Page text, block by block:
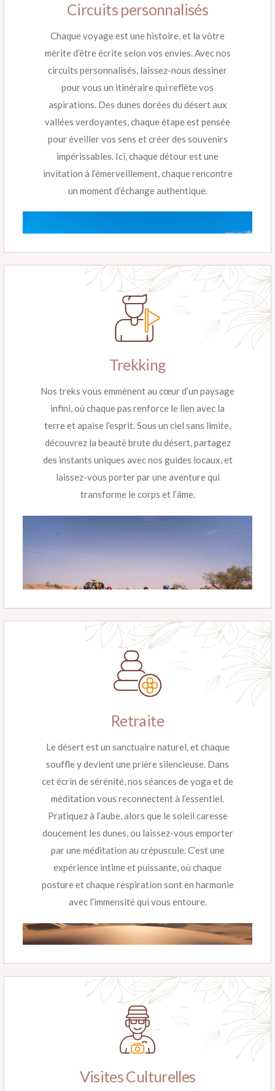
Circuits personnalisés
Chaque voyage est une histoire, et la vôtre
mérite d’être écrite selon vos envies. Avec nos
circuits personnalisés, laissez-nous dessiner
pour vous un itinéraire qui reflète vos
aspirations. Des dunes dorées du désert aux
vallées verdoyantes, chaque étape est pensée
pour éveiller vos sens et créer des souvenirs
impérissables. Ici, chaque détour est une
invitation à l’émerveillement, chaque rencontre
un moment d’échange authentique.
Trekking
Nos treks vous emmènent au cœur d’un paysage
infini, où chaque pas renforce le lien avec la
terre et apaise l’esprit. Sous un ciel sans limite,
découvrez la beauté brute du désert, partagez
des instants uniques avec nos guides locaux, et
laissez-vous porter par une aventure qui
transforme le corps et l’âme.
Retraite
Le désert est un sanctuaire naturel, et chaque
souffle y devient une prière silencieuse. Dans
cet écrin de sérénité, nos séances de yoga et de
méditation vous reconnectent à l’essentiel.
Pratiquez à l’aube, alors que le soleil caresse
doucement les dunes, ou laissez-vous emporter
par une méditation au crépuscule. C’est une
expérience intime et puissante, où chaque
posture et chaque respiration sont en harmonie
avec l’immensité qui vous entoure.
Visites Culturelles